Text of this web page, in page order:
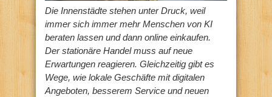
Die Innenstädte stehen unter Druck, weil
immer sich immer mehr Menschen von KI
beraten lassen und dann online einkaufen.
Der stationäre Handel muss auf neue
Erwartungen reagieren. Gleichzeitig gibt es
Wege, wie lokale Geschäfte mit digitalen
Angeboten, besserem Service und neuen